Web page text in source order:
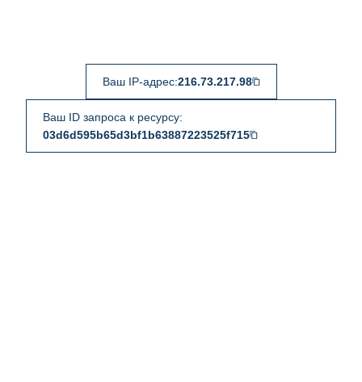
Ваш IP-адрес:216.73.217.98
Ваш ID запроса к ресурсу:
03d6d595b65d3bf1b63887223525f715